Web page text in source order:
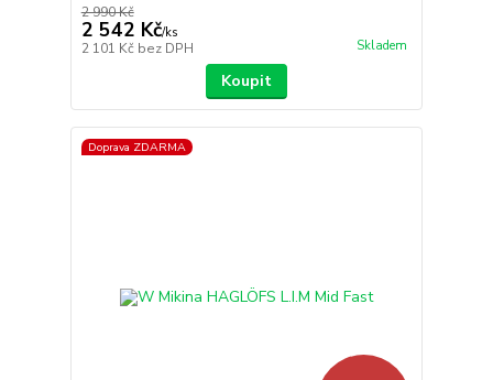
2 990 Kč
2 542 Kč/ks
2 101 Kč bez DPH Skladem
Koupit
Doprava ZDARMA